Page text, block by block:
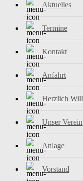
Aktuelles
Termine
Kontakt
Anfahrt
Unser Verein
Anlage
Vorstand